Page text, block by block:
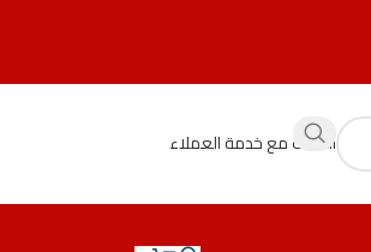
التحدث مع خدمة العملاء